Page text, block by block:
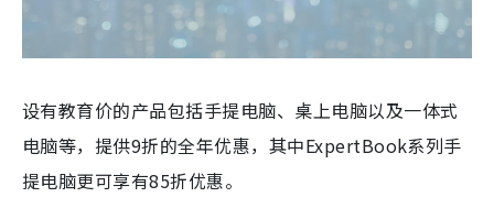
设有教育价的产品包括手提电脑、桌上电脑以及一体式
电脑等，提供9折的全年优惠，其中ExpertBook系列手
提电脑更可享有85折优惠。